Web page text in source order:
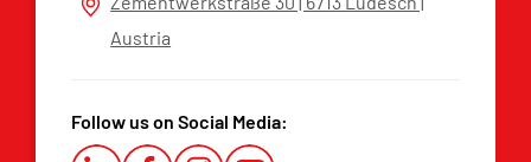
Austria
Follow us on Social Media: